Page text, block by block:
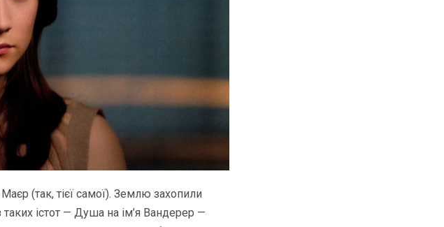
(так, тієї самої). Землю захопили
істот — Душа на ім’я Вандерер —